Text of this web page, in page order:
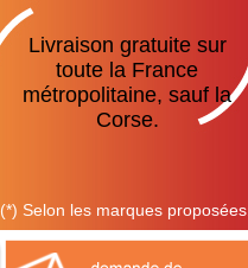
Livraison gratuite sur
toute la France
métropolitaine, sauf la
Corse.
(*) Selon les marques proposées.